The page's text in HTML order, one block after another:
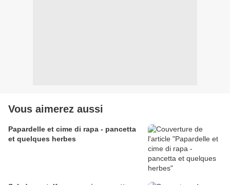
Vous aimerez aussi
Papardelle et cime di rapa - pancetta
et quelques herbes